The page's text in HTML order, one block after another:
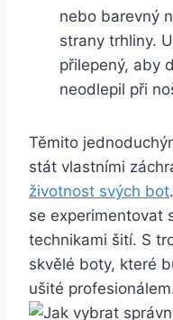
nebo barevný
strany trhliny.
přilepený, aby⁤
neodlepil​ při
Těmito
stát⁢ vlastními
životnost svých bot
se experimentovat
technikami šití. S
skvělé boty, které
ušité